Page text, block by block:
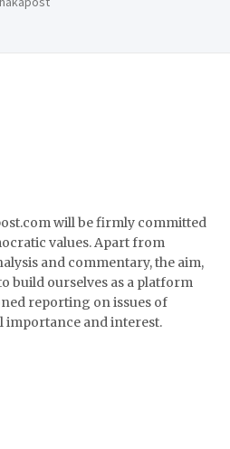
will be firmly committed
values. Apart from
and commentary, the aim,
build ourselves as a platform
reporting on issues of
and interest.